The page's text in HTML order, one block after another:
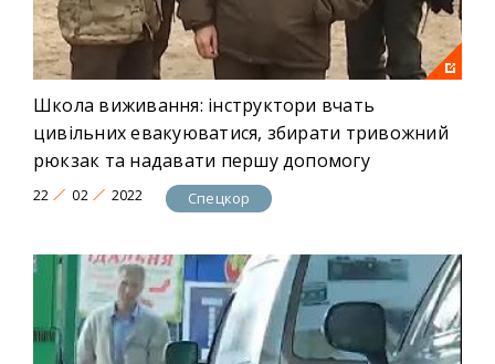
Школа виживання: інструктори вчать
цивільних евакуюватися, збирати тривожний
рюкзак та надавати першу допомогу
22 02 2022 Спецкор